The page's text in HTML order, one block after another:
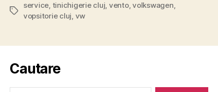
Tags
service, tinichigerie cluj, vento,volkswagen,
vopsitorie cluj, vw
Cautare